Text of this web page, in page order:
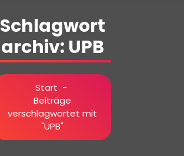
Schlagwort
archiv: UPB
Start -
Beiträge
verschlagwortet mit
"UPB"